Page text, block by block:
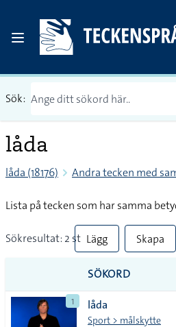
Sök:
låda
låda (18176) Andra tecken med
Lista på tecken som har samma
Sökresultat: 2 st Lägg
till
alla i
lista
Skapa
SÖKORD
1 låda
Sport > målskytte